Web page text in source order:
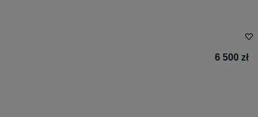
6 500 zł